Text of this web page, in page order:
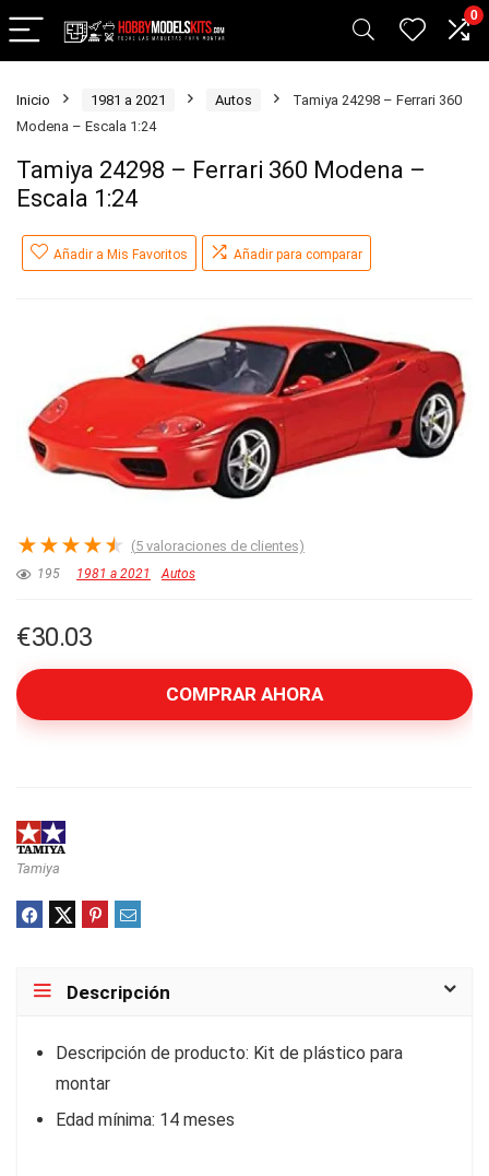
0
Inicio 1981 a 2021 Autos
Tamiya 24298 – Ferrari 360
Modena – Escala 1:24
Tamiya 24298 – Ferrari 360 Modena –
Escala 1:24
Añadir a Mis Favoritos Añadir para comparar
★★★★★ (5 valoraciones de clientes)
195 1981 a 2021 Autos
€30.03
COMPRAR AHORA
Tamiya
Descripción
Descripción de producto: Kit de plástico para
montar
Edad mínima: 14 meses